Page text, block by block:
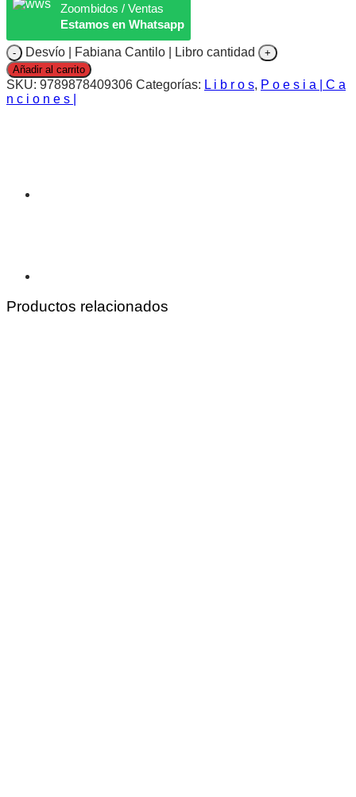
Zoombidos / Ventas
Estamos en Whatsapp
Desvío | Fabiana Cantilo | Libro cantidad
Añadir al carrito
SKU: 9789878409306 Categorías: L i b r o s, P o e s i a | C a
n c i o n e s |
Productos relacionados